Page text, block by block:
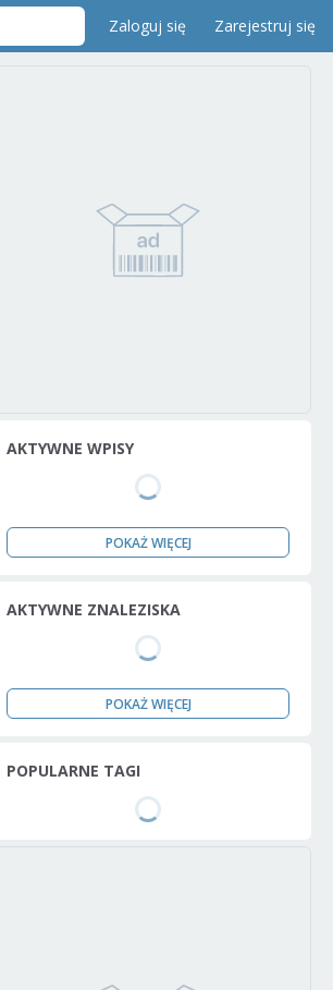
Zaloguj się Zarejestruj się
AKTYWNE WPISY
POKAŻ WIĘCEJ
AKTYWNE ZNALEZISKA
POKAŻ WIĘCEJ
POPULARNE TAGI